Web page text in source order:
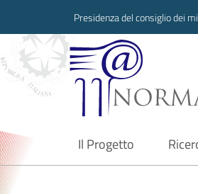
Presidenza del consiglio dei
Il Progetto
current